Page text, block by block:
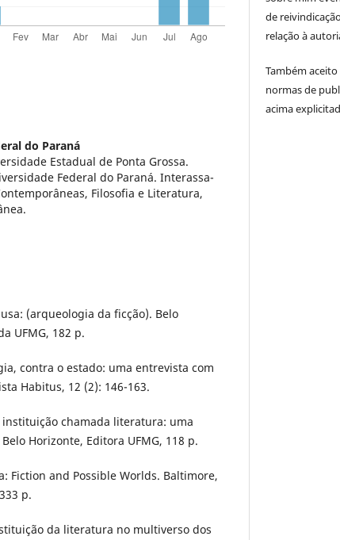
do Paraná
Estadual de Ponta Grossa.
Federal do Paraná. Interassa-
Filosofia e Literatura,
(arqueologia da ficção). Belo
UFMG, 182 p.
contra o estado: uma entrevista com
Habitus, 12 (2): 146-163.
instituição chamada literatura: uma
Horizonte, Editora UFMG, 118 p.
Fiction and Possible Worlds. Baltimore,
p.
da literatura no multiverso dos
de
relação à
Também
normas de
acima